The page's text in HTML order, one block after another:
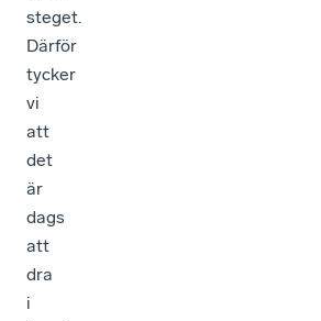
steget.
Därför
tycker
vi
att
det
är
dags
att
dra
i